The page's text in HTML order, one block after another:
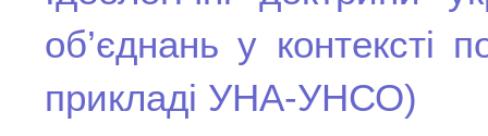
об’єднань у контексті
прикладі УНА-УНСО)